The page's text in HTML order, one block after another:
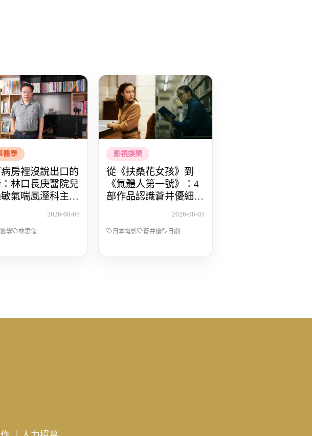
醫學
房裡沒說出口的
林口長庚醫院兒
氣喘風溼科主治
2026-08-05
學 林思偕
影視娛樂
從《扶桑花女孩》到
《氣體人第一號》：4
部作品認識蒼井優細膩
2026-08-05
日本電影 蒼井優 日劇